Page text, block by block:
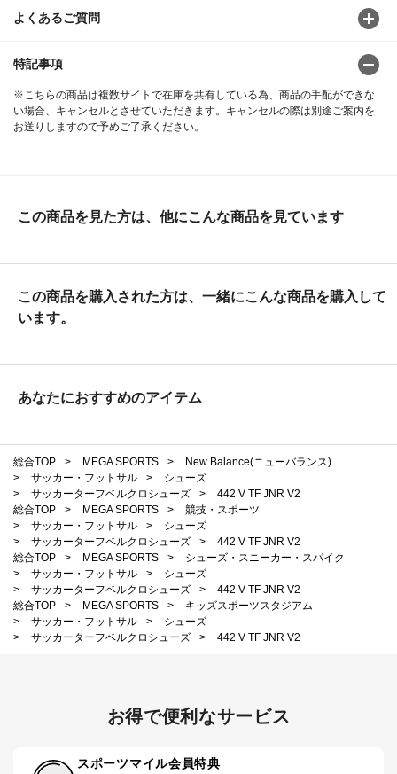
よくあるご質問
特記事項
※こちらの商品は複数サイトで在庫を共有している為、商品の手配ができな
い場合、キャンセルとさせていただきます。キャンセルの際は別途ご案内を
お送りしますので予めご了承ください。
この商品を見た方は、他にこんな商品を見ています
この商品を購入された方は、一緒にこんな商品を購入して
います。
あなたにおすすめのアイテム
総合TOP > MEGA SPORTS >
New Balance(ニューバランス)
>
サッカー・フットサル >
シューズ
>
サッカーターフベルクロシューズ >
442 V TF JNR V2
総合TOP
> MEGA SPORTS >
競技・スポーツ
>
サッカー・フットサル >
シューズ
>
サッカーターフベルクロシューズ >
442 V TF JNR V2
総合TOP
> MEGA SPORTS >
シューズ・スニーカー・スパイク
>
サッカー・フットサル >
シューズ
>
サッカーターフベルクロシューズ >
442 V TF JNR V2
総合TOP
> MEGA SPORTS >
キッズスポーツスタジアム
>
サッカー・フットサル >
シューズ
>
サッカーターフベルクロシューズ > 442 V TF JNR V2
お得で便利なサービス
スポーツマイル会員特典